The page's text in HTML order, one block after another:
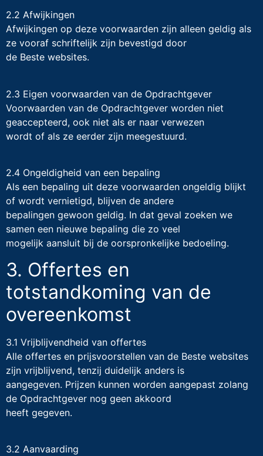
2.2 Afwijkingen
Afwijkingen op deze voorwaarden zijn alleen geldig als
ze vooraf schriftelijk zijn bevestigd door
de Beste websites.
2.3 Eigen voorwaarden van de Opdrachtgever
Voorwaarden van de Opdrachtgever worden niet
geaccepteerd, ook niet als er naar verwezen
wordt of als ze eerder zijn meegestuurd.
2.4 Ongeldigheid van een bepaling
Als een bepaling uit deze voorwaarden ongeldig blijkt
of wordt vernietigd, blijven de andere
bepalingen gewoon geldig. In dat geval zoeken we
samen een nieuwe bepaling die zo veel
mogelijk aansluit bij de oorspronkelijke bedoeling.
3. Offertes en
totstandkoming van de
overeenkomst
3.1 Vrijblijvendheid van offertes
Alle offertes en prijsvoorstellen van de Beste websites
zijn vrijblijvend, tenzij duidelijk anders is
aangegeven. Prijzen kunnen worden aangepast zolang
de Opdrachtgever nog geen akkoord
heeft gegeven.
3.2 Aanvaarding